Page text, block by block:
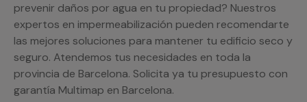
prevenir daños por agua en tu propiedad? Nuestros
expertos en impermeabilización pueden recomendarte
las mejores soluciones para mantener tu edificio seco y
seguro. Atendemos tus necesidades en toda la
provincia de Barcelona. Solicita ya tu presupuesto con
garantía Multimap en Barcelona.